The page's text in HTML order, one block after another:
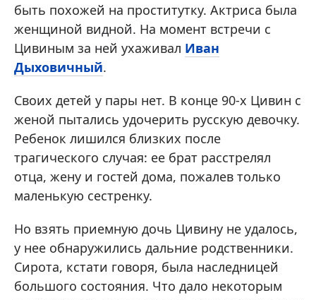
быть похожей на проститутку. Актриса была
женщиной видной. На момент встречи с
Цивиным за ней ухаживал Иван
Дыховичный.
Своих детей у пары нет. В конце 90-х Цивин с
женой пытались удочерить русскую девочку.
Ребенок лишился близких после
трагического случая: ее брат расстрелял
отца, жену и гостей дома, пожалев только
маленькую сестренку.
Но взять приемную дочь Цивину не удалось,
у нее обнаружились дальние родственники.
Сирота, кстати говоря, была наследницей
большого состояния. Что дало некоторым